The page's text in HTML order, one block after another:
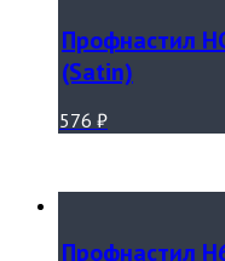
Профнастил
(Satin)
576 ₽
Профнастил